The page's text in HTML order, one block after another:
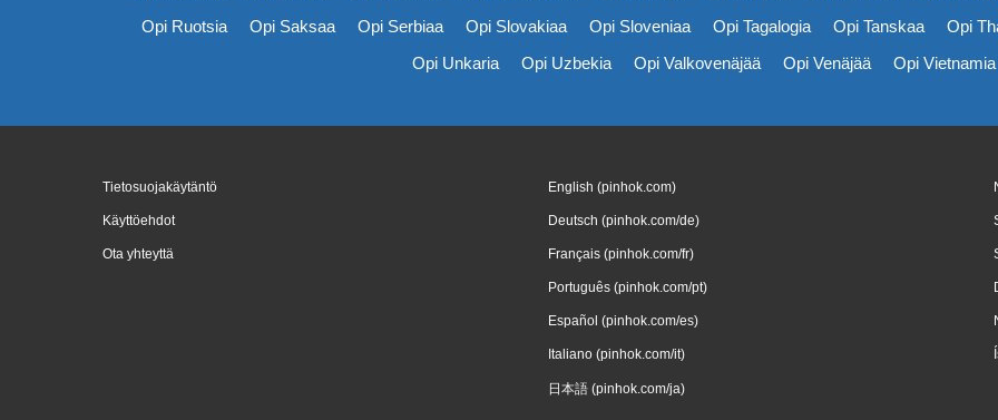
Opi Ruotsia
Opi Saksaa Opi Serbiaa Opi Slovakiaa Opi Sloveniaa Opi Tagalogia Opi Tanskaa
Opi
Opi Unkaria
Opi Uzbekia Opi Valkovenäjää Opi Venäjää Opi Vietnamia
Tietosuojakäytäntö
Käyttöehdot
Ota yhteyttä
English (pinhok.com)
Deutsch (pinhok.com/de)
Français (pinhok.com/fr)
Português (pinhok.com/pt)
Español (pinhok.com/es)
Italiano (pinhok.com/it)
日本語 (pinhok.com/ja)